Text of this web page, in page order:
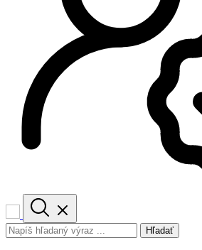
Hľadať